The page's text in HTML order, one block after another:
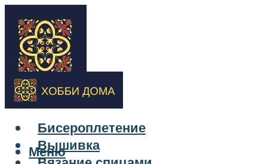
Бисероплетение
Вышивка
Меню